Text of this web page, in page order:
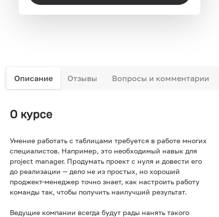
Описание Отзывы Вопросы и комментарии
О курсе
Умение работать с таблицами требуется в работе многих
специалистов. Например, это необходимый навык для
project manager. Продумать проект с нуля и довести его
до реализации — дело не из простых, но хороший
проджект-менеджер точно знает, как настроить работу
команды так, чтобы получить наилучший результат.
Ведущие компании всегда будут рады нанять такого